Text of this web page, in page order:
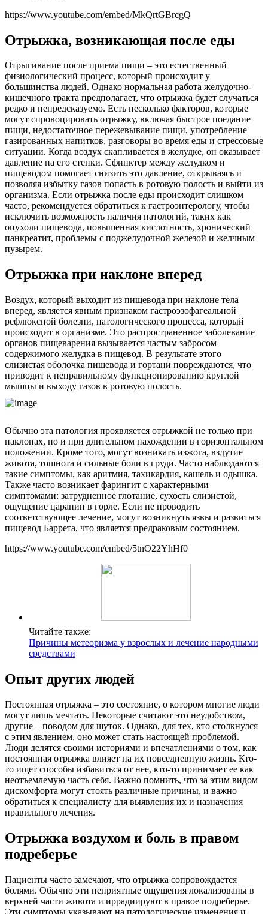
https://www.youtube.com/embed/MkQrtGBrcgQ
Отрыжка, возникающая после еды
Отрыгивание после приема пищи – это естественный
физиологический процесс, который происходит у
большинства людей. Однако нормальная работа желудочно-
кишечного тракта предполагает, что отрыжка будет случаться
редко и непредсказуемо. Есть несколько факторов, которые
могут спровоцировать отрыжку, включая быстрое поедание
пищи, недостаточное пережевывание пищи, употребление
газированных напитков, разговоры во время еды и стрессовые
ситуации. Когда воздух скапливается в желудке, он оказывает
давление на его стенки. Сфинктер между желудком и
пищеводом помогает снизить это давление, открываясь и
позволяя избытку газов попасть в ротовую полость и выйти из
организма. Если отрыжка после еды происходит слишком
часто, рекомендуется обратиться к гастроэнтерологу, чтобы
исключить возможность наличия патологий, таких как
опухоли пищевода, повышенная кислотность, хронический
панкреатит, проблемы с поджелудочной железой и желчным
пузырем.
Отрыжка при наклоне вперед
Воздух, который выходит из пищевода при наклоне тела
вперед, является явным признаком гастроэзофагеальной
рефлюксной болезни, патологического процесса, который
происходит в организме. Это распространенное заболевание
органов пищеварения вызывается частым забросом
содержимого желудка в пищевод. В результате этого
слизистая оболочка пищевода и гортани повреждаются, что
приводит к неправильному функционированию круглой
мышцы и выходу газов в ротовую полость.
Обычно эта патология проявляется отрыжкой не только при
наклонах, но и при длительном нахождении в горизонтальном
положении. Кроме того, могут возникать изжога, вздутие
живота, тошнота и сильные боли в груди. Часто наблюдаются
такие симптомы, как аритмия, тахикардия, кашель и одышка.
Также часто возникает фарингит с характерными
симптомами: затрудненное глотание, сухость слизистой,
ощущение царапин в горле. Если не проводить
соответствующее лечение, могут возникнуть язвы и развиться
пищевод Баррета, что является предраковым состоянием.
https://www.youtube.com/embed/5tnO22YhHf0
Читайте также:
Причины метеоризма у взрослых и лечение народными
средствами
Опыт других людей
Постоянная отрыжка – это состояние, о котором многие люди
могут лишь мечтать. Некоторые считают это неудобством,
другие – поводом для шуток. Однако, для тех, кто столкнулся
с этим явлением, оно может стать настоящей проблемой.
Люди делятся своими историями и впечатлениями о том, как
постоянная отрыжка влияет на их повседневную жизнь. Кто-
то ищет способы избавиться от нее, кто-то принимает ее как
неотъемлемую часть себя. Важно помнить, что за этим видом
дискомфорта могут стоять различные причины, и важно
обратиться к специалисту для выявления их и назначения
правильного лечения.
Отрыжка воздухом и боль в правом
подреберье
Пациенты часто замечают, что отрыжка сопровождается
болями. Обычно эти неприятные ощущения локализованы в
верхней части живота и иррадиируют в правое подреберье.
Эти симптомы указывают на патологические изменения и